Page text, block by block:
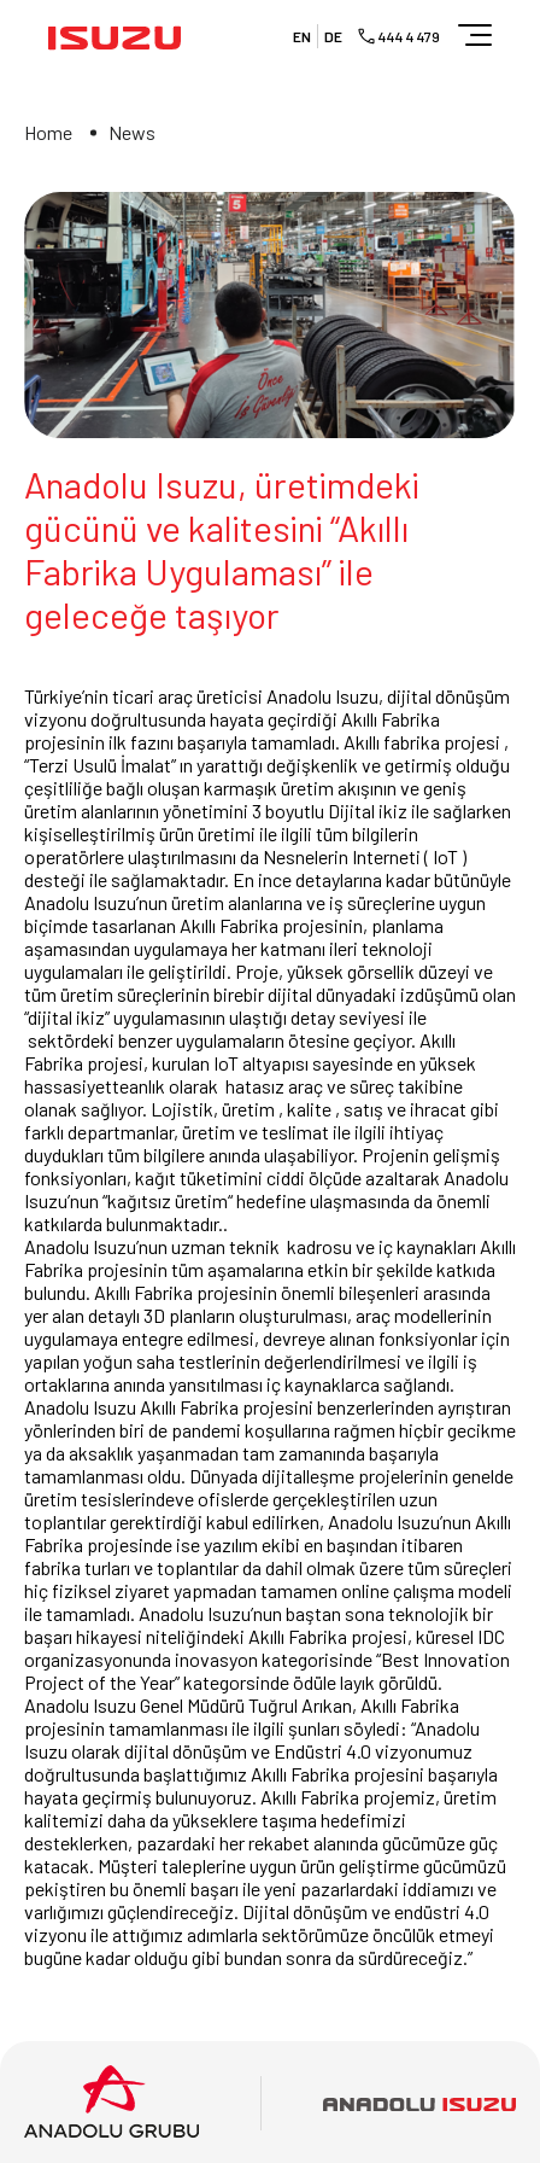
EN DE 444 4 479
Home News
Anadolu Isuzu, üretimdeki
gücünü ve kalitesini “Akıllı
Fabrika Uygulaması” ile
geleceğe taşıyor
Türkiye’nin ticari araç üreticisi Anadolu Isuzu, dijital dönüşüm
vizyonu doğrultusunda hayata geçirdiği Akıllı Fabrika
projesinin ilk fazını başarıyla tamamladı. Akıllı fabrika projesi ,
“Terzi Usulü İmalat” ın yarattığı değişkenlik ve getirmiş olduğu
çeşitliliğe bağlı oluşan karmaşık üretim akışının ve geniş
üretim alanlarının yönetimini 3 boyutlu Dijital ikiz ile sağlarken
kişiselleştirilmiş ürün üretimi ile ilgili tüm bilgilerin
operatörlere ulaştırılmasını da Nesnelerin Interneti ( IoT )
desteği ile sağlamaktadır. En ince detaylarına kadar bütünüyle
Anadolu Isuzu’nun üretim alanlarına ve iş süreçlerine uygun
biçimde tasarlanan Akıllı Fabrika projesinin, planlama
aşamasından uygulamaya her katmanı ileri teknoloji
uygulamaları ile geliştirildi. Proje, yüksek görsellik düzeyi ve
tüm üretim süreçlerinin birebir dijital dünyadaki izdüşümü olan
“dijital ikiz” uygulamasının ulaştığı detay seviyesi ile
sektördeki benzer uygulamaların ötesine geçiyor. Akıllı
Fabrika projesi, kurulan IoT altyapısı sayesinde en yüksek
hassasiyetteanlık olarak hatasız araç ve süreç takibine
olanak sağlıyor. Lojistik, üretim , kalite , satış ve ihracat gibi
farklı departmanlar, üretim ve teslimat ile ilgili ihtiyaç
duydukları tüm bilgilere anında ulaşabiliyor. Projenin gelişmiş
fonksiyonları, kağıt tüketimini ciddi ölçüde azaltarak Anadolu
Isuzu’nun “kağıtsız üretim“ hedefine ulaşmasında da önemli
katkılarda bulunmaktadır..
Anadolu Isuzu’nun uzman teknik kadrosu ve iç kaynakları Akıllı
Fabrika projesinin tüm aşamalarına etkin bir şekilde katkıda
bulundu. Akıllı Fabrika projesinin önemli bileşenleri arasında
yer alan detaylı 3D planların oluşturulması, araç modellerinin
uygulamaya entegre edilmesi, devreye alınan fonksiyonlar için
yapılan yoğun saha testlerinin değerlendirilmesi ve ilgili iş
ortaklarına anında yansıtılması iç kaynaklarca sağlandı.
Anadolu Isuzu Akıllı Fabrika projesini benzerlerinden ayrıştıran
yönlerinden biri de pandemi koşullarına rağmen hiçbir gecikme
ya da aksaklık yaşanmadan tam zamanında başarıyla
tamamlanması oldu. Dünyada dijitalleşme projelerinin genelde
üretim tesislerindeve ofislerde gerçekleştirilen uzun
toplantılar gerektirdiği kabul edilirken, Anadolu Isuzu’nun Akıllı
Fabrika projesinde ise yazılım ekibi en başından itibaren
fabrika turları ve toplantılar da dahil olmak üzere tüm süreçleri
hiç fiziksel ziyaret yapmadan tamamen online çalışma modeli
ile tamamladı. Anadolu Isuzu’nun baştan sona teknolojik bir
başarı hikayesi niteliğindeki Akıllı Fabrika projesi, küresel IDC
organizasyonunda inovasyon kategorisinde “Best Innovation
Project of the Year” kategorsinde ödüle layık görüldü.
Anadolu Isuzu Genel Müdürü Tuğrul Arıkan, Akıllı Fabrika
projesinin tamamlanması ile ilgili şunları söyledi: “Anadolu
Isuzu olarak dijital dönüşüm ve Endüstri 4.0 vizyonumuz
doğrultusunda başlattığımız Akıllı Fabrika projesini başarıyla
hayata geçirmiş bulunuyoruz. Akıllı Fabrika projemiz, üretim
kalitemizi daha da yükseklere taşıma hedefimizi
desteklerken, pazardaki her rekabet alanında gücümüze güç
katacak. Müşteri taleplerine uygun ürün geliştirme gücümüzü
pekiştiren bu önemli başarı ile yeni pazarlardaki iddiamızı ve
varlığımızı güçlendireceğiz. Dijital dönüşüm ve endüstri 4.0
vizyonu ile attığımız adımlarla sektörümüze öncülük etmeyi
bugüne kadar olduğu gibi bundan sonra da sürdüreceğiz.”